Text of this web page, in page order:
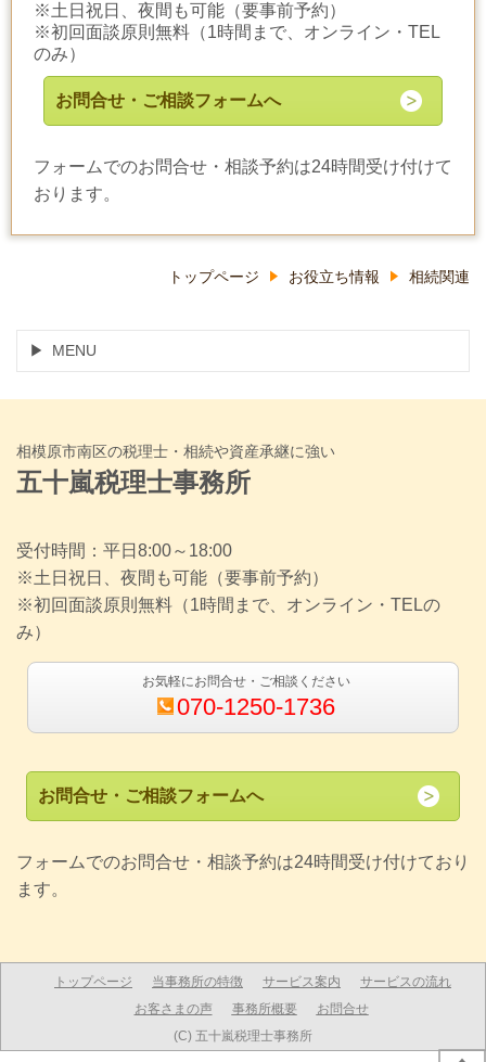
※土日祝日、夜間も可能（要事前予約）
※初回面談原則無料（1時間まで、オンライン・TEL
のみ）
お問合せ・ご相談フォームへ
フォームでのお問合せ・相談予約は24時間受け付けて
おります。
トップページ お役立ち情報 相続関連
MENU
相模原市南区の税理士・相続や資産承継に強い
五十嵐税理士事務所
受付時間：平日8:00～18:00
※土日祝日、夜間も可能（要事前予約）
※初回面談原則無料（1時間まで、オンライン・TELの
み）
お気軽にお問合せ・ご相談ください
070-1250-1736
お問合せ・ご相談フォームへ
フォームでのお問合せ・相談予約は24時間受け付けており
ます。
(C) 五十嵐税理士事務所
トップページ 当事務所の特徴 サービス案内
サービスの流れ
お客さまの声
事務所概要 お問合せ